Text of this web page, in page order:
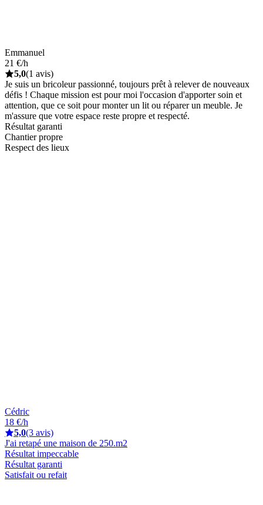
Emmanuel
21 €/h
5,0(1 avis)
Je suis un bricoleur passionné, toujours prêt à relever de nouveaux
défis ! Chaque mission est pour moi l'occasion d'apporter soin et
attention, que ce soit pour monter un lit ou réparer un meuble. Je
m'assure que votre espace reste propre et respecté.
Résultat garanti
Chantier propre
Respect des lieux
Cédric
18 €/h
5,0(3 avis)
J'ai retapé une maison de 250.m2
Résultat impeccable
Résultat garanti
Satisfait ou refait